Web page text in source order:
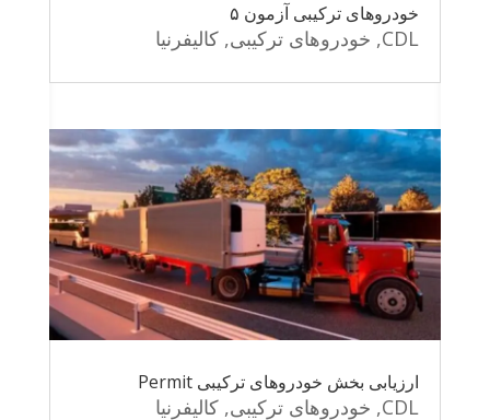
خودروهای ترکیبی آزمون ۵
CDL
, خودروهای ترکیبی, کالیفرنیا
ارزیابی بخش خودروهای ترکیبی Permit
CDL
, خودروهای ترکیبی, کالیفرنیا